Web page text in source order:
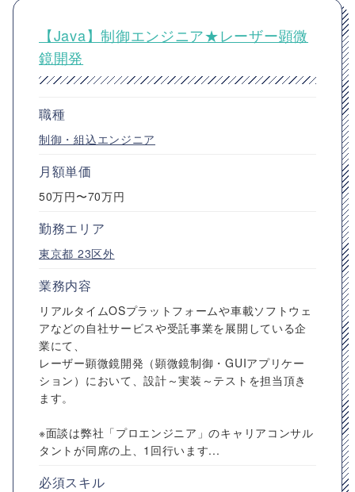
【Java】制御エンジニア★レーザー顕微
鏡開発
職種
制御・組込エンジニア
月額単価
50万円〜70万円
勤務エリア
東京都 23区外
業務内容
リアルタイムOSプラットフォームや車載ソフトウェ
アなどの自社サービスや受託事業を展開している企
業にて、
レーザー顕微鏡開発（顕微鏡制御・GUIアプリケー
ション）において、設計～実装～テストを担当頂き
ます。
※面談は弊社「プロエンジニア」のキャリアコンサル
タントが同席の上、1回行います...
必須スキル